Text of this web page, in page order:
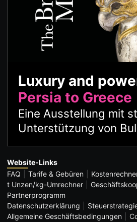
Luxury and
Persia to Greece
Eine Ausstellung mit
Unterstützung von
Website-Links
FAQ
Tarife & Gebüren
t Unzen/kg-Umrechner
Partnerprogramm
Datenschutzerklärung
Allgemeine Geschäftsbedingungen